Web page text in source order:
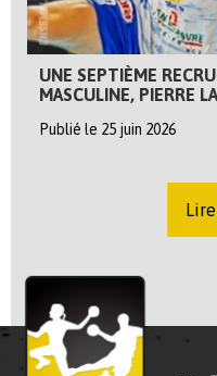
UNE SEPTIÈME
MASCULINE, PIERRE
Publié le 25 juin 2026